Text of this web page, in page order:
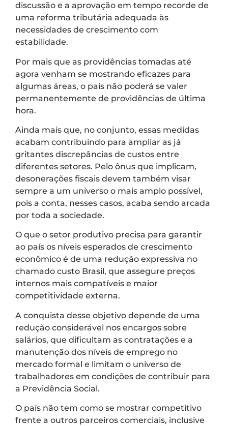
discussão e a aprovação em tempo recorde de
uma reforma tributária adequada às
necessidades de crescimento com
estabilidade.
Por mais que as providências tomadas até
agora venham se mostrando eficazes para
algumas áreas, o país não poderá se valer
permanentemente de providências de última
hora.
Ainda mais que, no conjunto, essas medidas
acabam contribuindo para ampliar as já
gritantes discrepâncias de custos entre
diferentes setores. Pelo ônus que implicam,
desonerações fiscais devem também visar
sempre a um universo o mais amplo possível,
pois a conta, nesses casos, acaba sendo arcada
por toda a sociedade.
O que o setor produtivo precisa para garantir
ao país os níveis esperados de crescimento
econômico é de uma redução expressiva no
chamado custo Brasil, que assegure preços
internos mais compatíveis e maior
competitividade externa.
A conquista desse objetivo depende de uma
redução considerável nos encargos sobre
salários, que dificultam as contratações e a
manutenção dos níveis de emprego no
mercado formal e limitam o universo de
trabalhadores em condições de contribuir para
a Previdência Social.
O país não tem como se mostrar competitivo
frente a outros parceiros comerciais, inclusive